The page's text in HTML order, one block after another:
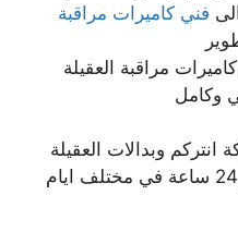
فني كاميرات مراقبة
مراقبة العقيلة
وكامل
وبدالات العقيلة
على تقديم اعمالنا على مدار 24 ساعة في مختلف ايام